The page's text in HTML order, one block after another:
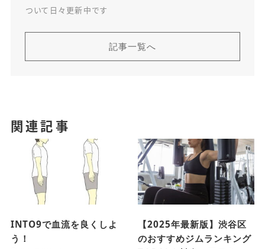
ついて日々更新中です
記事一覧へ
関連記事
INTO9で血流を良くしよ
う！
【2025年最新版】渋谷区
のおすすめジムランキング